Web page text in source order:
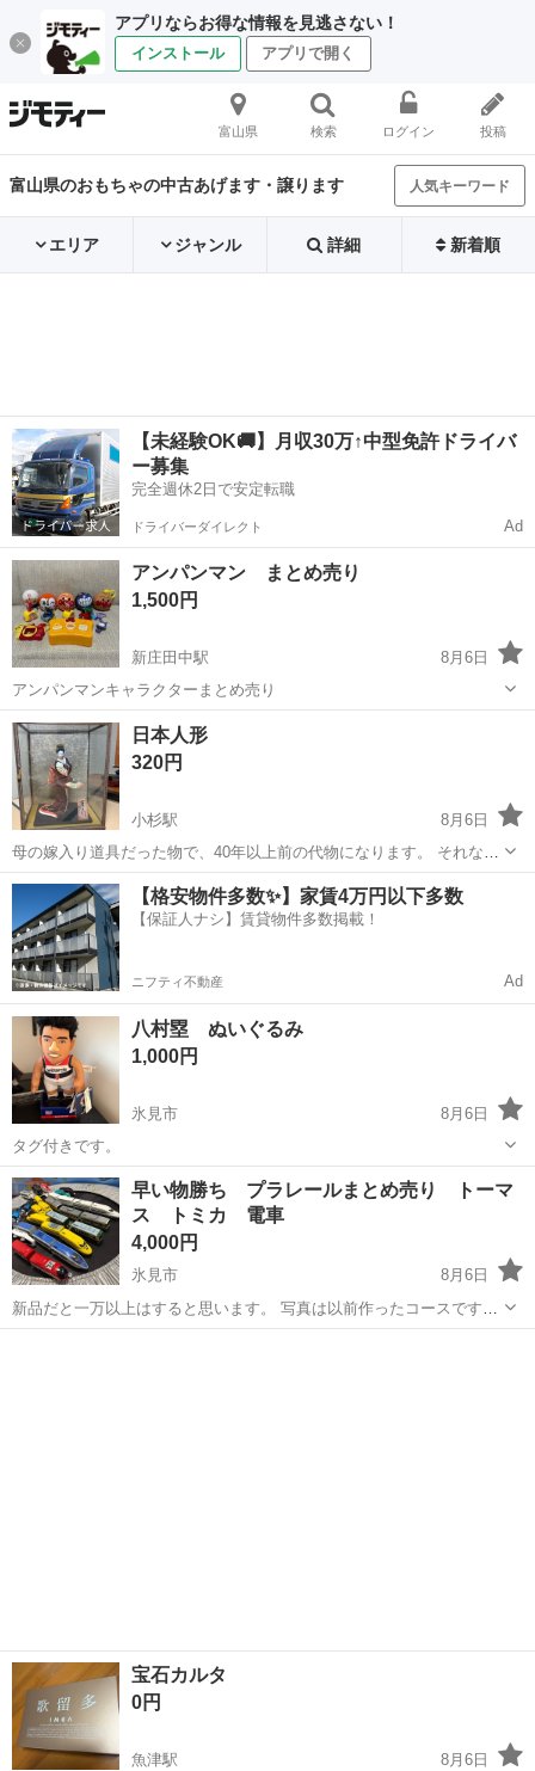
アプリならお得な情報を見逃さない！
インストール アプリで開く
富山県 検索 ログイン 投稿
富山県のおもちゃの中古あげます・譲ります 人気キーワード
エリア ジャンル 詳細 新着順
【未経験OK🚚】月収30万↑中型免許ドライバ
ー募集
完全週休2日で安定転職
ドライバーダイレクト Ad
アンパンマン まとめ売り
1,500円
新庄田中駅
8月6日
アンパンマンキャラクターまとめ売り
富山 富山市 新庄田中駅
日本人形
320円
小杉駅
8月6日
母の嫁入り道具だった物で、40年以上前の代物になります。 それなり
に高価な物だったようですが、ケースごとずっと仕舞ってありまし
【傷などの状態】とく...
富山 射水市 小杉駅 フィギュア
【格安物件多数✨】家賃4万円以下多数
【保証人ナシ】賃貸物件多数掲載！
ニフティ不動産 Ad
八村塁 ぬいぐるみ
1,000円
氷見市
8月6日
タグ付きです。
富山 氷見市 その他
早い物勝ち プラレールまとめ売り トーマ
ス トミカ 電車
4,000円
氷見市
8月6日
新品だと一万以上はすると思います。 写真は以前作ったコースです。
トミカのカンカン踏切はないです。 音が鳴る車両が3点ありますが、
宝石カルタ
0円
魚津駅
8月6日